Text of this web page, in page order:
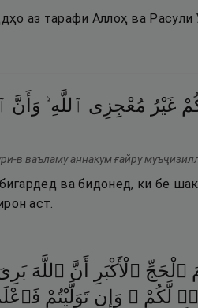
аз тарафи Аллоҳ ва
غَيْرُ مُعْجِزِى ٱللَّهِ ۙ وَأَنَّ
в ваъламу аннакум ғайру
ва бидонед, ки бе
аст.
ٱلْحَجِّ ٱلْأَكْبَرِ أَنَّ ٱللَّهَ
لَّكُمْ ۖ وَإِن تَوَلَّيْتُمْ